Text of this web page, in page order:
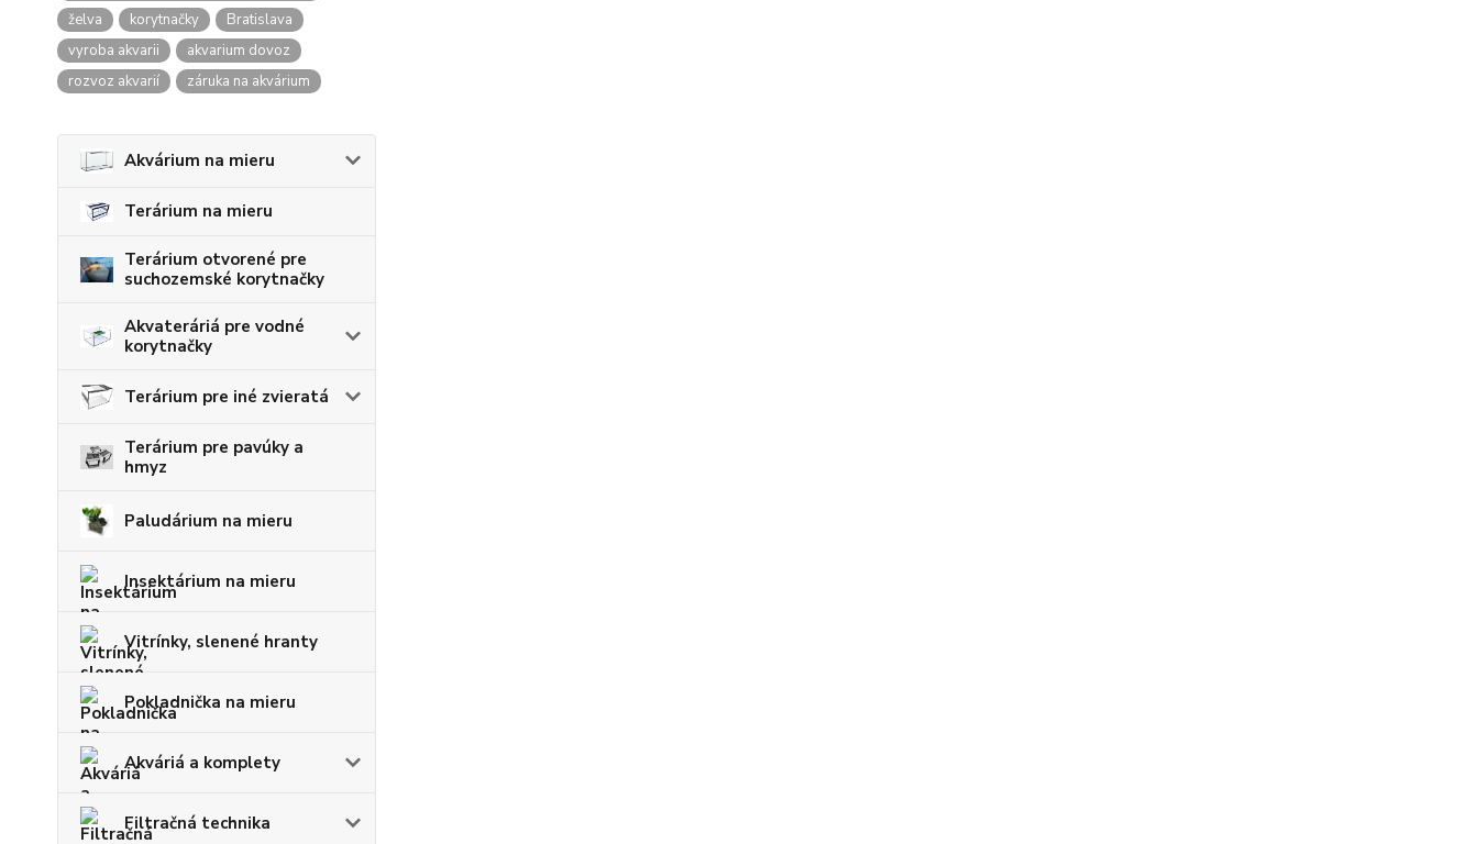
želva
korytnačky
Bratislava
vyroba akvarii
akvarium dovoz
rozvoz akvarií
záruka na akvárium
Akvárium na mieru
Terárium na mieru
Terárium otvorené pre
suchozemské korytnačky
Akvateráriá pre vodné
korytnačky
Terárium pre iné zvieratá
Terárium pre pavúky a
hmyz
Paludárium na mieru
Insektárium na mieru
Vitrínky, slenené hranty
Pokladnička na mieru
Akváriá a komplety
Filtračná technika